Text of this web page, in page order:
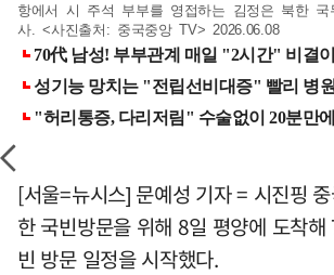
항에서 시 주석 부부를 영접하는 김정은 북한 국
사. <사진출처: 중국중앙 TV> 2026.06.08
[서울=뉴시스] 문예성 기자 = 시진핑
한 국빈방문을 위해 8일 평양에 도착
빈 방문 일정을 시작했다.